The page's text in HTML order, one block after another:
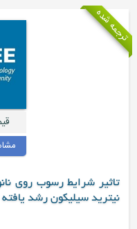
قیمت:۰ تومان
مشاهده
شرایط رسوب روی نانو
سیلیکون رشد یافته